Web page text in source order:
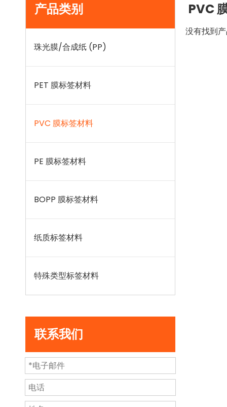
产品类别
珠光膜/合成纸 (PP)
PET 膜标签材料
PVC 膜标签材料
PE 膜标签材料
BOPP 膜标签材料
纸质标签材料
特殊类型标签材料
联系我们
PVC
没有找到